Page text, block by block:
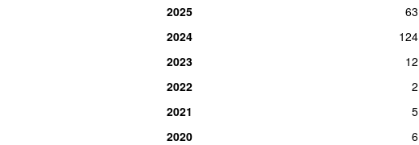
2025
63
2024
124
2023
12
2022
2
2021
5
2020
6